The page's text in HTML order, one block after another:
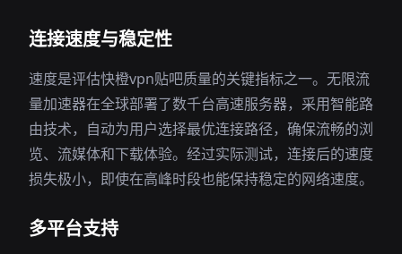
连接速度与稳定性
速度是评估快橙vpn贴吧质量的关键指标之一。无限流
量加速器在全球部署了数千台高速服务器，采用智能路
由技术，自动为用户选择最优连接路径，确保流畅的浏
览、流媒体和下载体验。经过实际测试，连接后的速度
损失极小，即使在高峰时段也能保持稳定的网络速度。
多平台支持